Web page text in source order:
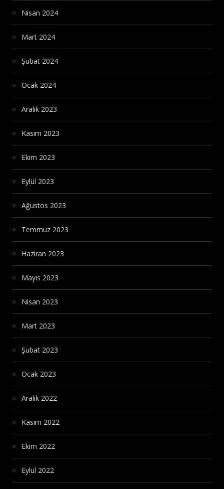
Nisan 2024
Mart 2024
Şubat 2024
Ocak 2024
Aralık 2023
Kasım 2023
Ekim 2023
Eylül 2023
Ağustos 2023
Temmuz 2023
Haziran 2023
Mayıs 2023
Nisan 2023
Mart 2023
Şubat 2023
Ocak 2023
Aralık 2022
Kasım 2022
Ekim 2022
Eylül 2022